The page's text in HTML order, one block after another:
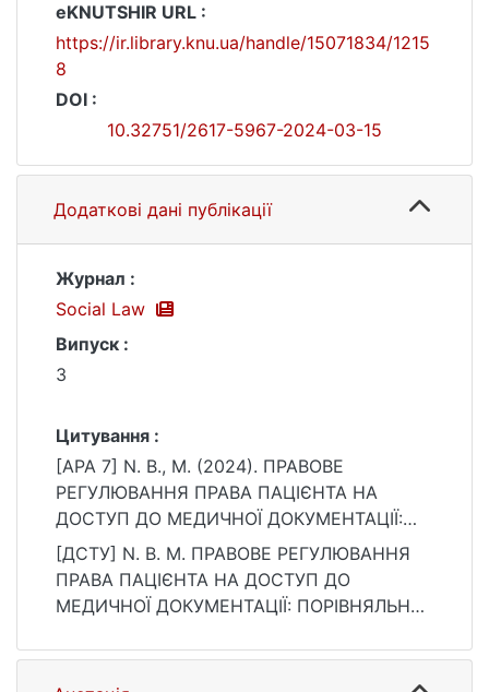
eKNUTSHIR URL :
https://ir.library.knu.ua/handle/15071834/1215
8
DOI :
10.32751/2617-5967-2024-03-15
Додаткові дані публікації
Журнал :
Social Law
Випуск :
3
Цитування :
[APA 7] N. B., M. (2024). ПРАВОВЕ
РЕГУЛЮВАННЯ ПРАВА ПАЦІЄНТА НА
ДОСТУП ДО МЕДИЧНОЇ ДОКУМЕНТАЦІЇ:
ПОРІВНЯЛЬНО-ПРАВОВИЙ АНАЛІЗ. Social
Law, (3). https://doi.org/10.32751/2617-
5967-2024-03-15
[ДСТУ] N. B. M. ПРАВОВЕ РЕГУЛЮВАННЯ
ПРАВА ПАЦІЄНТА НА ДОСТУП ДО
МЕДИЧНОЇ ДОКУМЕНТАЦІЇ: ПОРІВНЯЛЬНО-
DOI: 10.32751/2617-5967-2024-03-15 (дата
звернення: 25.07.2026).